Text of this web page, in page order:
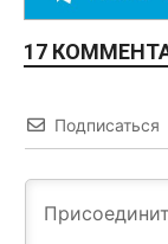
17
Подписаться